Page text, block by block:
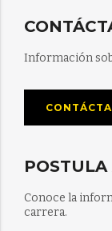
Información
Conoce la
carrera.